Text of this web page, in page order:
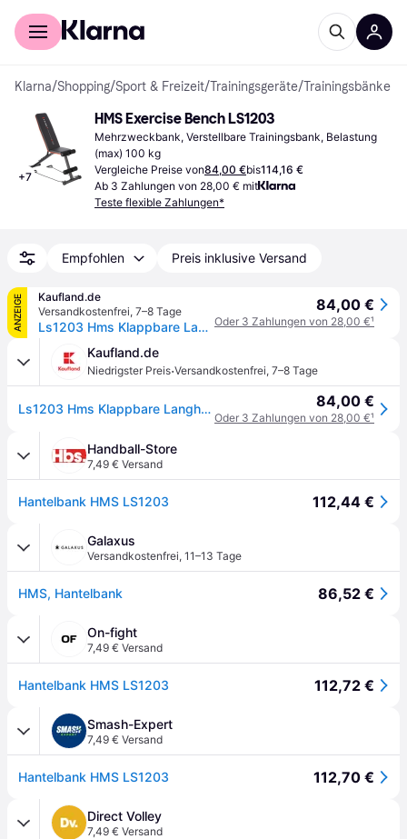
Für Shopper
Klarna/Shopping/Sport & Freizeit/Trainingsgeräte/Trainingsbänke
+7
HMS Exercise Bench LS1203
Mehrzweckbank, Verstellbare Trainingsbank, Belastung
(max) 100 kg
Vergleiche Preise von84,00 €bis114,16 €
Ab 3 Zahlungen von 28,00 € mit
Teste flexible Zahlungen*
Empfohlen Preis inklusive Versand
ANZEIGE
Kaufland.de
Versandkostenfrei, 7–8 Tage
Ls1203 Hms Klappbare Langhantelbank
84,00 €
Oder 3 Zahlungen von 28,00 €¹
Kaufland.de
Niedrigster Preis·Versandkostenfrei, 7–8 Tage
Ls1203 Hms Klappbare Langhantelbank 84,00 €
Oder 3 Zahlungen von 28,00 €¹
Handball-Store
7,49 € Versand
Hantelbank HMS LS1203 112,44 €
Galaxus
Versandkostenfrei, 11–13 Tage
HMS, Hantelbank 86,52 €
On-fight
7,49 € Versand
Hantelbank HMS LS1203 112,72 €
Smash-Expert
7,49 € Versand
Hantelbank HMS LS1203 112,70 €
Direct Volley
7,49 € Versand